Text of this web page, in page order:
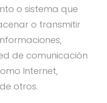
o sistema que
o transmitir
de comunicación
Internet,
otros.